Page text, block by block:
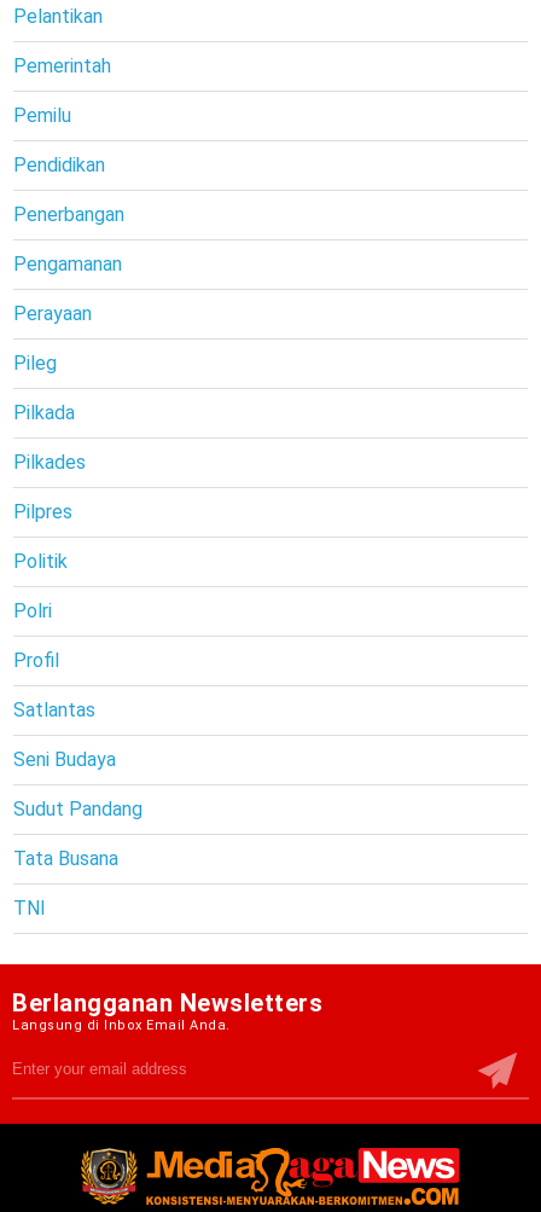
Pelantikan
Pemerintah
Pemilu
Pendidikan
Penerbangan
Pengamanan
Perayaan
Pileg
Pilkada
Pilkades
Pilpres
Politik
Polri
Profil
Satlantas
Seni Budaya
Sudut Pandang
Tata Busana
TNI
Berlangganan Newsletters
Langsung di Inbox Email Anda.